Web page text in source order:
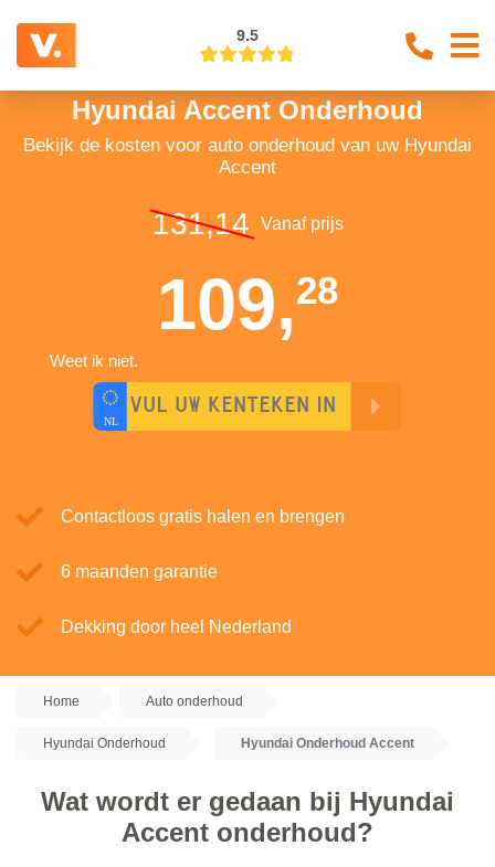
9.5
Hyundai Accent Onderhoud
Bekijk de kosten voor auto onderhoud van uw Hyundai
Accent
131,14 Vanaf prijs
109,28
Weet ik niet.
Contactloos gratis halen en brengen
6 maanden garantie
Dekking door heel Nederland
Home Auto onderhoud
Hyundai Onderhoud Hyundai Onderhoud Accent
Wat wordt er gedaan bij Hyundai
Accent onderhoud?